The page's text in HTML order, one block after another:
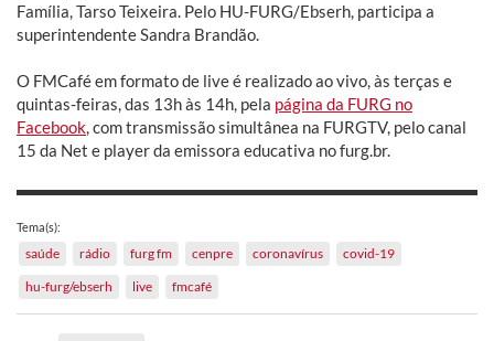
Família, Tarso Teixeira. Pelo HU-FURG/Ebserh, participa a
superintendente Sandra Brandão.
O FMCafé em formato de live é realizado ao vivo, às terças e
quintas-feiras, das 13h às 14h, pela página da FURG no
Facebook, com transmissão simultânea na FURGTV, pelo canal
15 da Net e player da emissora educativa no furg.br.
Tema(s):
saúde rádio furg fm cenpre coronavírus
covid-19
hu-furg/ebserh
live fmcafé